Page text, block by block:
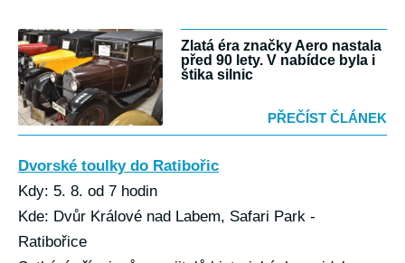
Zlatá éra značky Aero nastala
před 90 lety. V nabídce byla i
štika silnic
PŘEČÍST ČLÁNEK
Dvorské toulky do Ratibořic
Kdy: 5. 8. od 7 hodin
Kde: Dvůr Králové nad Labem, Safari Park -
Ratibořice